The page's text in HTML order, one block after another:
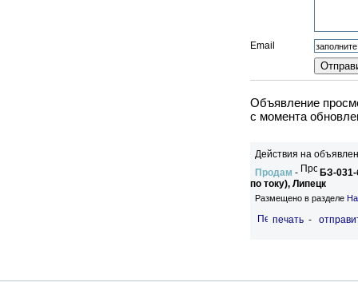
Email
Объявление
c момента
Действия на
Продам -
БЗ-031-
по току), Липецк
Размещено в разделе
печать -